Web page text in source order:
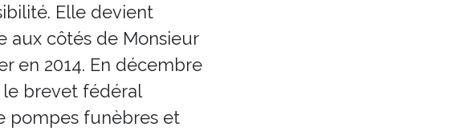
Elle devient
aux côtés de Monsieur
en 2014. En décembre
brevet fédéral
pompes funèbres et